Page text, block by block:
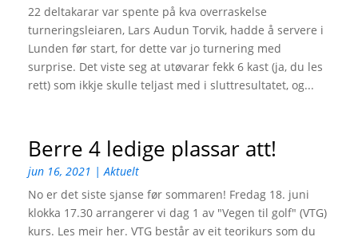
22 deltakarar var spente på kva overraskelse
turneringsleiaren, Lars Audun Torvik, hadde å servere i
Lunden før start, for dette var jo turnering med
surprise. Det viste seg at utøvarar fekk 6 kast (ja, du les
rett) som ikkje skulle teljast med i sluttresultatet, og...
Berre 4 ledige plassar att!
jun 16, 2021 |Aktuelt
No er det siste sjanse før sommaren! Fredag 18. juni
klokka 17.30 arrangerer vi dag 1 av "Vegen til golf" (VTG)
kurs. Les meir her. VTG består av eit teorikurs som du